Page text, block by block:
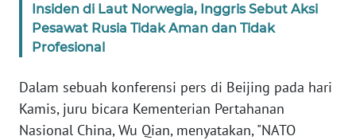
Insiden di Laut Norwegia, Inggris Sebut Aksi
Pesawat Rusia Tidak Aman dan Tidak
Profesional
Dalam sebuah konferensi pers di Beijing pada hari
Kamis, juru bicara Kementerian Pertahanan
Nasional China, Wu Qian, menyatakan, "NATO
TENTANG
KAMI
PEDOMAN
MEDIA
SIBER